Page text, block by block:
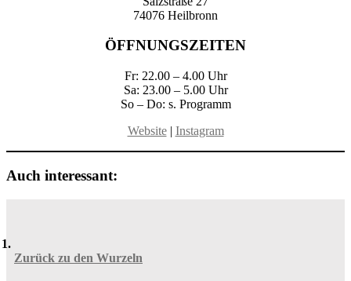
74076 Heilbronn
ÖFFNUNGSZEITEN
Fr: 22.00 – 4.00 Uhr
Sa: 23.00 – 5.00 Uhr
So – Do: s. Programm
Website| Instagram
Auch interessant:
Zurück zu den Wurzeln